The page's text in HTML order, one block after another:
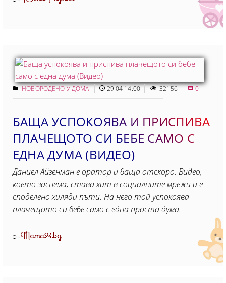
НОВОРОДЕНО У ДОМА 29.04 14:00 32156 0
БАЩА УСПОКОЯВА И ПРИСПИВА
ПЛАЧЕЩОТО СИ БЕБЕ САМО С
ЕДНА ДУМА (ВИДЕО)
Даниел Айзенман е оратор и баща отскоро. Видео,
което заснема, става хит в социалните мрежи и е
споделено хиляди пъти. На него той успокоява
плачещото си бебе само с една проста дума.
ОтMama24.bg